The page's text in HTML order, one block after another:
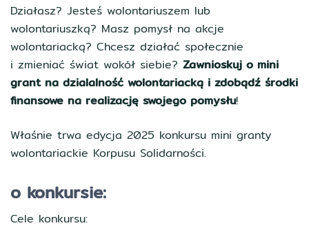
Działasz? Jesteś wolontariuszem lub
wolontariuszką? Masz pomysł na akcje
wolontariacką? Chcesz działać społecznie
i zmieniać świat wokół siebie? Zawnioskuj o mini
grant na dzialalność wolontariacką i zdobądź środki
finansowe na realizację swojego pomysłu!
Właśnie trwa edycja 2025 konkursu mini granty
wolontariackie Korpusu Solidarności.
o konkursie:
Cele konkursu: